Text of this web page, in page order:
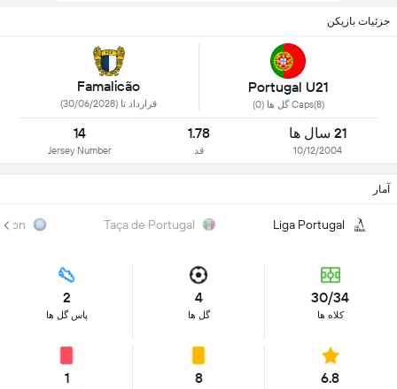
جزئیات بازیکن
Portugal U21
Caps(8) گل ها (0)
Famalicão
قرارداد تا (30/06/2028)
21 سال ها
10/12/2004
1.78
قد
14
Jersey Number
آمار
Liga Portugal
Taça de Portugal
30/34
کلاه ها
4
گل ها
2
پاس گل ها
6.8
8
1